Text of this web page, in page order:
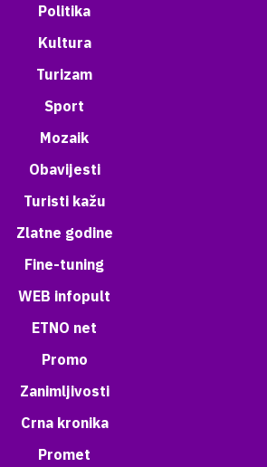
Politika
Kultura
Turizam
Sport
Mozaik
Obavijesti
Turisti kažu
Zlatne godine
Fine-tuning
WEB infopult
ETNO net
Promo
Zanimljivosti
Crna kronika
Promet